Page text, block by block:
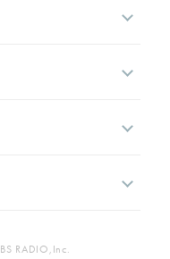
RADIO,Inc.